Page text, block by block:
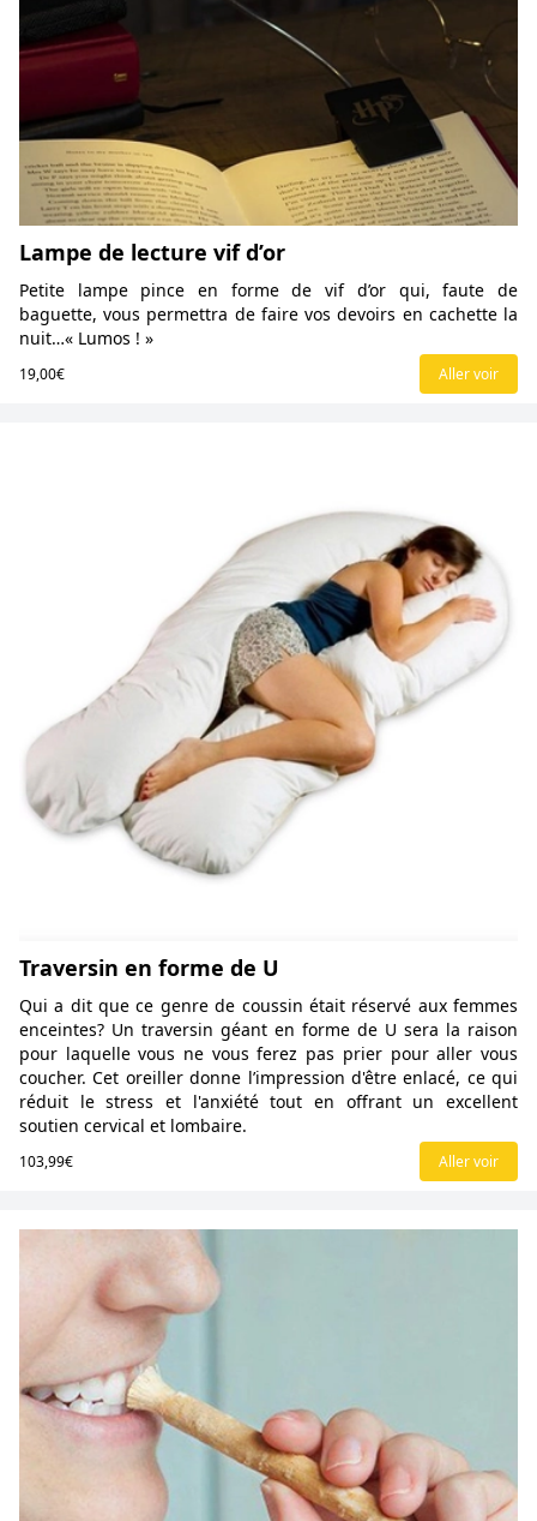
Lampe de lecture vif d’or
Petite lampe pince en forme de vif d’or qui, faute de
baguette, vous permettra de faire vos devoirs en cachette la
nuit…« Lumos ! »
19,00€ Aller voir
Traversin en forme de U
Qui a dit que ce genre de coussin était réservé aux femmes
enceintes? Un traversin géant en forme de U sera la raison
pour laquelle vous ne vous ferez pas prier pour aller vous
coucher. Cet oreiller donne l’impression d'être enlacé, ce qui
réduit le stress et l'anxiété tout en offrant un excellent
soutien cervical et lombaire.
103,99€ Aller voir